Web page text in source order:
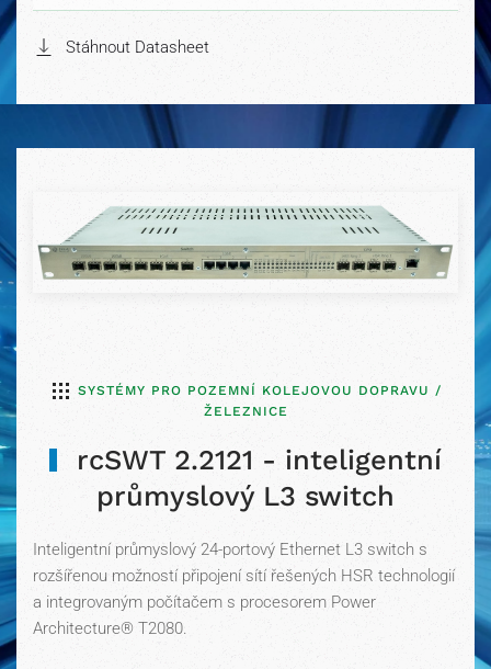
Stáhnout Datasheet
SYSTÉMY PRO POZEMNÍ KOLEJOVOU DOPRAVU /
ŽELEZNICE
rcSWT 2.2121 - inteligentní
průmyslový L3 switch
Inteligentní průmyslový 24-portový Ethernet L3 switch s
rozšířenou možností připojení sítí řešených HSR technologií
a integrovaným počítačem s procesorem Power
Architecture® T2080.